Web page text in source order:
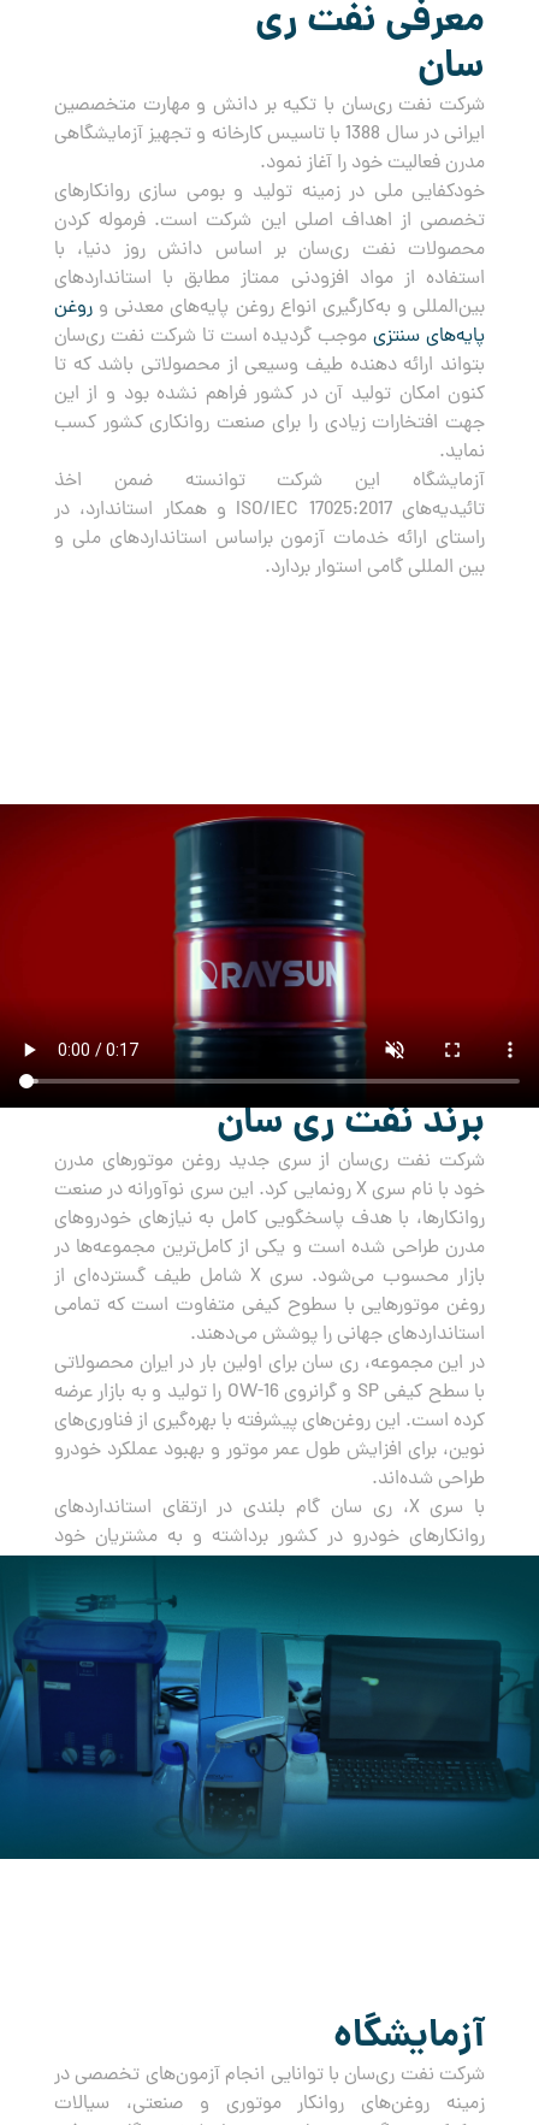
معرفی نفت ری
سان
شرکت نفت ری‌سان با تکیه بر دانش و مهارت متخصصین
ایرانی در سال 1388 با تاسیس کارخانه و تجهیز آزمایشگاهی
مدرن فعالیت خود را آغاز نمود.
خودکفایی ملی در زمینه تولید و بومی سازی روانکارهای
تخصصی از اهداف اصلی این شرکت است. فرموله کردن
محصولات نفت ری‌سان بر اساس دانش روز دنیا، با
استفاده از مواد افزودنی ممتاز مطابق با استانداردهای
بین‌المللی و به‌کارگیری انواع روغن پایه‌های معدنی وروغن
پایه‌های سنتزیموجب گردیده است تا شرکت نفت ری‌سان
بتواند ارائه دهنده طیف وسیعی از محصولاتی باشد که تا
کنون امکان تولید آن در کشور فراهم نشده بود و از این
جهت افتخارات زیادی را برای صنعت روانکاری کشور کسب
نماید.
آزمایشگاه این شرکت توانسته ضمن اخذ
تائیدیه‌های ISO/IEC 17025:2017 و همکار استاندارد، در
راستای ارائه خدمات آزمون براساس استانداردهای ملی و
بین المللی گامی استوار بردارد.
برند نفت ری سان
شرکت نفت ری‌سان از سری جدید روغن‌ موتورهای مدرن
خود با نام سری X رونمایی کرد. این سری نوآورانه در صنعت
روانکارها، با هدف پاسخگویی کامل به نیازهای خودروهای
مدرن طراحی شده است و یکی از کامل‌ترین مجموعه‌ها در
بازار محسوب می‌شود. سری X شامل طیف گسترده‌ای از
روغن‌ موتورهایی با سطوح کیفی متفاوت است که تمامی
استانداردهای جهانی را پوشش می‌دهند.
در این مجموعه، ری سان برای اولین بار در ایران محصولاتی
با سطح کیفی SP و گرانروی OW-16 را تولید و به بازار عرضه
کرده است. این روغن‌های پیشرفته با بهره‌گیری از فناوری‌های
نوین، برای افزایش طول عمر موتور و بهبود عملکرد خودرو
طراحی شده‌اند.
با سری X، ری سان گام بلندی در ارتقای استانداردهای
روانکارهای خودرو در کشور برداشته و به مشتریان خود
آزمایشگاه
شرکت نفت ری‌سان با توانایی انجام آزمون‌های تخصصی در
زمینه روغن‌های روانکار موتوری و صنعتی، سیالات